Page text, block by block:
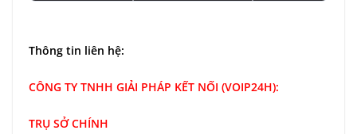
Thông tin liên hệ:
CÔNG TY TNHH GIẢI PHÁP KẾT NỐI (VOIP24H):
TRỤ SỞ CHÍNH